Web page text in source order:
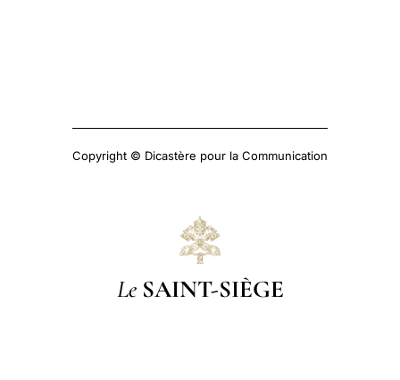
Copyright © Dicastère pour la Communication
Le SAINT-SIÈGE